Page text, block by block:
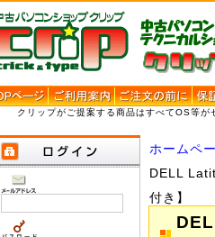
クリップがご提案する商品はすべてOS等
ホームペ
DELL
付き】